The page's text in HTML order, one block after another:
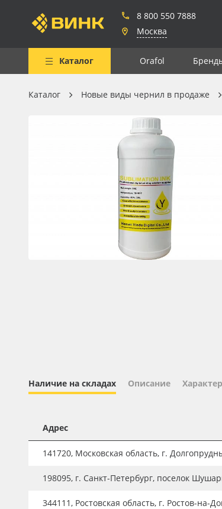
8 800 550 7888
Москва
Каталог Orafol
Весь каталог
Рулонные материалы
Самоклеящиеся плёнки
Клей, скотчи и крепёж
Мобильные конструкции и
Новинки ассортимента
Плёнка монтажная Oratape
ПЭТ листовой
ПЭТ бэклит
Каталог Новые виды чернил в продаже
Наличие на складах Описание
Адрес
141720, Московская область, г.
198095, г. Санкт-Петербург, поселок
344111, Ростовская область, г. Ростов-на-